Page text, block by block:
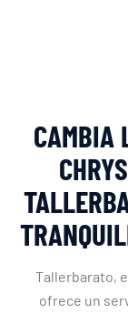
CAMBIA
Tallerbarato,
ofrece un